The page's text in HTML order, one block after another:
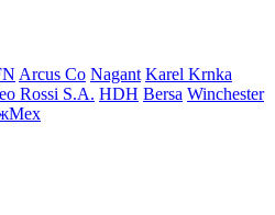
Arcus Co Nagant Karel Krnka
Rossi S.A. HDH Bersa Winchester